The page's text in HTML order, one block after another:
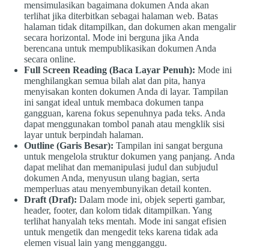
mensimulasikan bagaimana dokumen Anda akan
terlihat jika diterbitkan sebagai halaman web. Batas
halaman tidak ditampilkan, dan dokumen akan mengalir
secara horizontal. Mode ini berguna jika Anda
berencana untuk mempublikasikan dokumen Anda
secara online.
Full Screen Reading (Baca Layar Penuh): Mode ini
menghilangkan semua bilah alat dan pita, hanya
menyisakan konten dokumen Anda di layar. Tampilan
ini sangat ideal untuk membaca dokumen tanpa
gangguan, karena fokus sepenuhnya pada teks. Anda
dapat menggunakan tombol panah atau mengklik sisi
layar untuk berpindah halaman.
Outline (Garis Besar): Tampilan ini sangat berguna
untuk mengelola struktur dokumen yang panjang. Anda
dapat melihat dan memanipulasi judul dan subjudul
dokumen Anda, menyusun ulang bagian, serta
memperluas atau menyembunyikan detail konten.
Draft (Draf): Dalam mode ini, objek seperti gambar,
header, footer, dan kolom tidak ditampilkan. Yang
terlihat hanyalah teks mentah. Mode ini sangat efisien
untuk mengetik dan mengedit teks karena tidak ada
elemen visual lain yang mengganggu.